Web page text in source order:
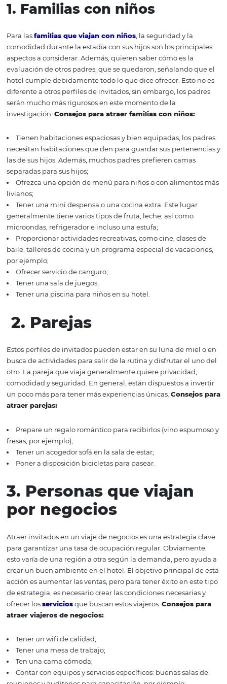
¿Cuáles son los
principales perfiles
invitados?
1. Familiascon niños
comodidad durante la estadía con sus hijos son los
aspectos a considerar. Además, quieren saber cómo es
evaluación de otros padres, que se quedaron,
hotel cumple debidamente todo lo que dice ofrecer.
diferente a otros perfiles de invitados, sin embargo, los
serán mucho más rigurosos en este momento de la
investigación.Consejos para atraer familias con
Tienen habitaciones espaciosas y bien equipadas, los
necesitan habitaciones que den para guardar sus
las de sus hijos. Además, muchos padres prefieren
separadas para sus hijos;
Ofrezca una opción de menú para niños o con
Tener una mini despensa o una cocina extra. Este
microondas, refrigerador e incluso una estufa;
Proporcionar actividades recreativas, como cine,
baile, talleres de cocina y un programa especial de
por ejemplo;
Ofrecer servicio de canguro;
Tener una piscina para niños en su hotel.
2.Parejas
Estos perfiles de invitados pueden estar en su luna de
busca de actividades para salir de la rutina y disfrutar el
otro. La pareja que viaja generalmente quiere
un poco más para tener más experiencias únicas.
atraer parejas:
Prepare un regalo romántico para recibirlos (vino
fresas, por ejemplo);
Tener un acogedor sofá en la sala de estar;
3. Personas
por negocios